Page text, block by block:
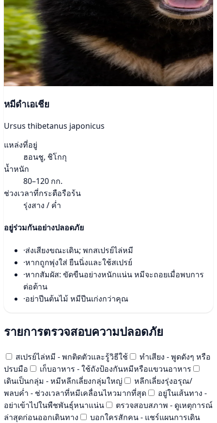
หมีดำเอเชีย
Ursus thibetanus japonicus
แหล่งที่อยู่
ฮอนชู, ชิโกกุ
น้ำหนัก
80–120 กก.
ช่วงเวลาที่กระตือรือร้น
รุ่งสาง / ค่ำ
อยู่ร่วมกันอย่างปลอดภัย
·ส่งเสียงขณะเดิน; พกสเปรย์ไล่หมี
·หากถูกพุ่งใส่ ยืนนิ่งและใช้สเปรย์
·หากสัมผัส: ขัดขืนอย่างหนักแน่น หมีจะถอยเมื่อพบการ
ต่อต้าน
·อย่าปีนต้นไม้ หมีปีนเก่งกว่าคุณ
รายการตรวจสอบความปลอดภัย
สเปรย์ไล่หมี - พกติดตัวและรู้วิธีใช้
ทำเสียง - พูดดังๆ หรือ
ปรบมือ
เก็บอาหาร - ใช้ถังป้องกันหมีหรือแขวนอาหาร
เดินเป็นกลุ่ม - หมีหลีกเลี่ยงกลุ่มใหญ่
หลีกเลี่ยงรุ่งอรุณ/
พลบค่ำ - ช่วงเวลาที่หมีเคลื่อนไหวมากที่สุด
อยู่ในเส้นทาง -
อย่าเข้าไปในพืชพันธุ์หนาแน่น
ตรวจสอบสภาพ - ดูเหตุการณ์
ล่าสุดก่อนออกเดินทาง
บอกใครสักคน - แชร์แผนการเดิน